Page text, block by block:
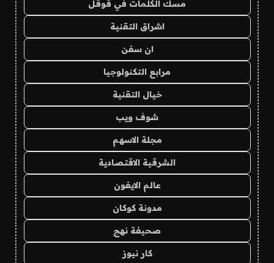
مسك الكلمات في قوقل
اشراق التقنية
ان سفن
مرابع التكنولوجيا
خيال التقنية
شوف ويب
مجلة الاسهم
الشرقية الاقتصادية
عالم الايفون
مدونة كوكان
صحيفة نهج
كار نيوز